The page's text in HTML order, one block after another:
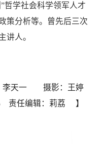
哲学社会科学领军人才
策分析等。曾先后三次
讲人。
：李天一 摄影：王婷
责任编辑：莉荔 】